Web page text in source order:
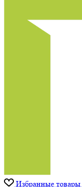
Избранные товары